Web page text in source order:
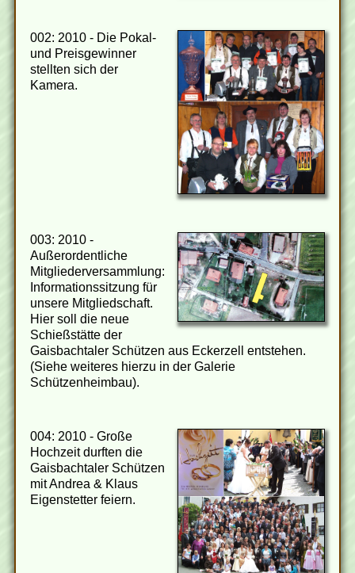
002: 2010 - Die Pokal-
und Preisgewinner
stellten sich der
Kamera.
003: 2010 -
Außerordentliche
Mitgliederversammlung:
Informationssitzung für
unsere Mitgliedschaft.
Hier soll die neue
Schießstätte der
Gaisbachtaler Schützen aus Eckerzell entstehen.
(Siehe weiteres hierzu in der Galerie
Schützenheimbau).
004: 2010 - Große
Hochzeit durften die
Gaisbachtaler Schützen
mit Andrea & Klaus
Eigenstetter feiern.